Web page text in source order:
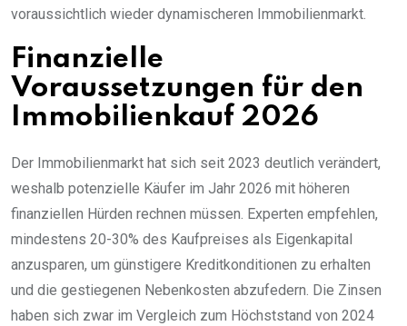
voraussichtlich wieder dynamischeren Immobilienmarkt.
Finanzielle
Voraussetzungen für den
Immobilienkauf 2026
Der Immobilienmarkt hat sich seit 2023 deutlich verändert,
weshalb potenzielle Käufer im Jahr 2026 mit höheren
finanziellen Hürden rechnen müssen. Experten empfehlen,
mindestens 20-30% des Kaufpreises als Eigenkapital
anzusparen, um günstigere Kreditkonditionen zu erhalten
und die gestiegenen Nebenkosten abzufedern. Die Zinsen
haben sich zwar im Vergleich zum Höchststand von 2024